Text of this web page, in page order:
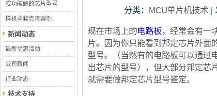
成功破解的芯片型号
样机全套克隆案例
新闻动态
最新优惠活动
公司新闻
行业动态
技术支持
分类： MCU单片机技术 |
现在市场上的电路板 ，经常会有一
片。因为你只能看到邦定芯片外面
型号。（当然有的电路板可以通过
出芯片的型号），但大部分邦定芯
就需要做邦定芯片型号鉴定。